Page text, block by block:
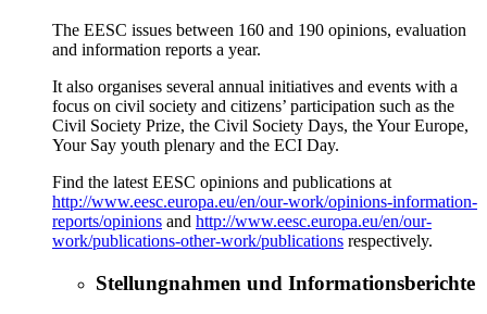
The EESC issues between 160 and 190 opinions, evaluation
and information reports a year.
It also organises several annual initiatives and events with a
focus on civil society and citizens’ participation such as the
Civil Society Prize, the Civil Society Days, the Your Europe,
Your Say youth plenary and the ECI Day.
Find the latest EESC opinions and publications at
http://www.eesc.europa.eu/en/our-work/opinions-information-
reports/opinions and http://www.eesc.europa.eu/en/our-
work/publications-other-work/publications respectively.
Stellungnahmen und Informationsberichte